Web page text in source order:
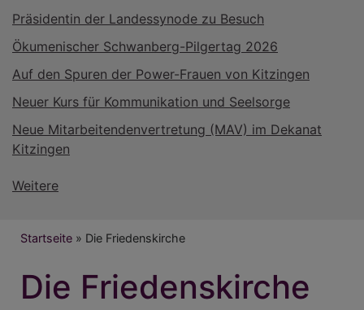
Präsidentin der Landessynode zu Besuch
Ökumenischer Schwanberg-Pilgertag 2026
Auf den Spuren der Power-Frauen von Kitzingen
Neuer Kurs für Kommunikation und Seelsorge
Neue Mitarbeitendenvertretung (MAV) im Dekanat
Kitzingen
Weitere
Breadcrumb
Startseite Die Friedenskirche
Die Friedenskirche